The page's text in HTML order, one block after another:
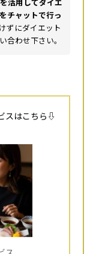
活用してダイエ
チャットで行っ
ずにダイエット
合わせ下さい。
スはこちら⇩